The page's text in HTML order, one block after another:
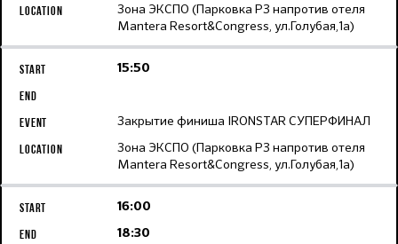
Зона ЭКСПО (Парковка Р3 напротив отеля
Mantera Resort&Congress, ул.Голубая,1а)
15:50
Закрытие финиша IRONSTAR СУПЕРФИНАЛ
Зона ЭКСПО (Парковка Р3 напротив отеля
Mantera Resort&Congress, ул.Голубая,1а)
16:00
18:30